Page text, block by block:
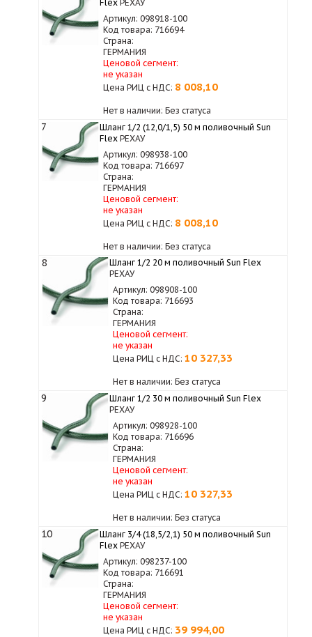
Flex РЕХАУ
Артикул: 098918-100
Код товара: 716694
Страна:
ГЕРМАНИЯ
Ценовой сегмент:
не указан
Цена РИЦ с НДС: 8 008,10
Нет в наличии: Без статуса
7
Шланг 1/2 (12,0/1,5) 50 м поливочный Sun
Flex РЕХАУ
Артикул: 098938-100
Код товара: 716697
Страна:
ГЕРМАНИЯ
Ценовой сегмент:
не указан
Цена РИЦ с НДС: 8 008,10
Нет в наличии: Без статуса
8
Шланг 1/2 20 м поливочный Sun Flex
РЕХАУ
Артикул: 098908-100
Код товара: 716693
Страна:
ГЕРМАНИЯ
Ценовой сегмент:
не указан
Цена РИЦ с НДС: 10 327,33
Нет в наличии: Без статуса
9
Шланг 1/2 30 м поливочный Sun Flex
РЕХАУ
Артикул: 098928-100
Код товара: 716696
Страна:
ГЕРМАНИЯ
Ценовой сегмент:
не указан
Цена РИЦ с НДС: 10 327,33
Нет в наличии: Без статуса
10
Шланг 3/4 (18,5/2,1) 50 м поливочный Sun
Flex РЕХАУ
Артикул: 098237-100
Код товара: 716691
Страна:
ГЕРМАНИЯ
Ценовой сегмент:
не указан
Цена РИЦ с НДС: 39 994,00